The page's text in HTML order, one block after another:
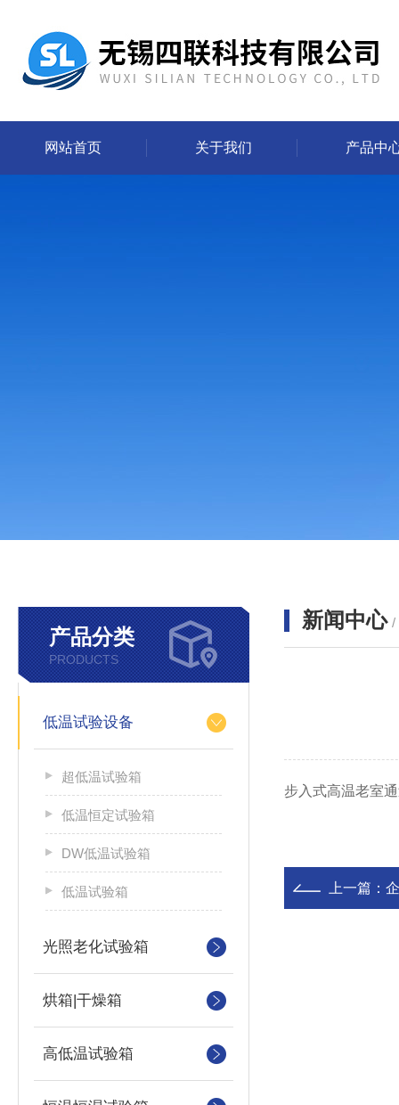
网站首页 关于我们 产品中
产品分类
PRODUCTS
低温试验设备
超低温试验箱
低温恒定试验箱
DW低温试验箱
低温试验箱
光照老化试验箱
烘箱|干燥箱
高低温试验箱
新闻中心 /
步入式高温老室
上一篇：